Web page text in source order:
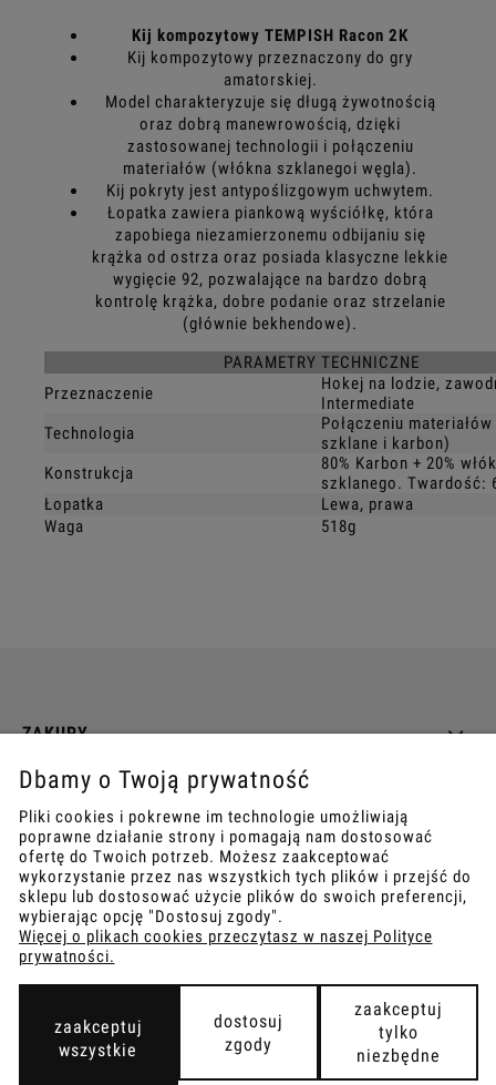
Kij kompozytowy TEMPISH Racon 2K
Kij kompozytowy przeznaczony do gry
amatorskiej.
Model charakteryzuje się długą żywotnością
oraz dobrą manewrowością, dzięki
zastosowanej technologii i połączeniu
materiałów (włókna szklanegoi węgla).
Kij pokryty jest antypoślizgowym uchwytem.
Łopatka zawiera piankową wyściółkę, która
zapobiega niezamierzonemu odbijaniu się
krążka od ostrza oraz posiada klasyczne lekkie
wygięcie 92, pozwalające na bardzo dobrą
kontrolę krążka, dobre podanie oraz strzelanie
(głównie bekhendowe).
PARAMETRY TECHNICZNE
Przeznaczenie
Hokej na lodzie,
Intermediate
Technologia
Połączeniu
szklane i karbon)
Konstrukcja
80% Karbon + 20%
szklanego. Twardość:
Łopatka
Lewa, prawa
Waga
518g
ZAKUPY
INFO
REGULAMINY
COPYRIGHT © 2021
TEMPISH.WYKONANIE:BOMBARDIER.PRO
Dbamy o Twoją prywatność
Pliki cookies i pokrewne im technologie umożliwiają
poprawne działanie strony i pomagają nam dostosować
ofertę do Twoich potrzeb. Możesz zaakceptować
wykorzystanie przez nas wszystkich tych plików i przejść do
sklepu lub dostosować użycie plików do swoich preferencji,
wybierając opcję "Dostosuj zgody".
Więcej o plikach cookies przeczytasz w naszej Polityce
prywatności.
zaakceptuj
tylko
niezbędne
dostosuj
zgody
zaakceptuj
wszystkie